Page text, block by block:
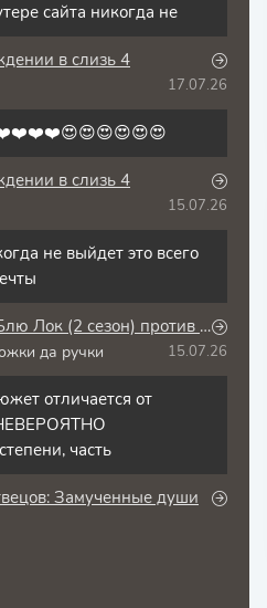
сайта никогда не
в слизь 4
17.07.26
в слизь 4
15.07.26
не выйдет это всего
Синяя тюрьма: Блю Лок (2 сезон) против юношеской сборной Японии
да ручки 15.07.26
отличается от
часть
Замученные души